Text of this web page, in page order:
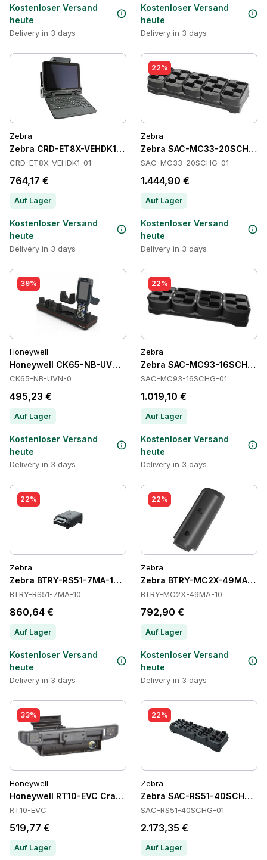
Kostenloser Versand
heute
Delivery in 3 days
Kostenloser Versand
heute
Delivery in 3 days
Zebra
Zebra CRD-ET8X-VEHDK1-01 Cradles
CRD-ET8X-VEHDK1-01
764,17 €
Auf Lager
Kostenloser Versand
heute
Delivery in 3 days
22%
Zebra
Zebra SAC-MC33-20SCHG-
SAC-MC33-20SCHG-01
1.444,90 €
Auf Lager
Kostenloser Versand
heute
Delivery in 3 days
39%
Honeywell
Honeywell CK65-NB-UVN-0 Cradles
CK65-NB-UVN-0
495,23 €
Auf Lager
Kostenloser Versand
heute
Delivery in 3 days
22%
Zebra
Zebra SAC-MC93-16SCHG-
SAC-MC93-16SCHG-01
1.019,10 €
Auf Lager
Kostenloser Versand
heute
Delivery in 3 days
22%
Zebra
Zebra BTRY-RS51-7MA-10 Batteries
BTRY-RS51-7MA-10
860,64 €
Auf Lager
Kostenloser Versand
heute
Delivery in 3 days
22%
Zebra
Zebra BTRY-MC2X-49MA-10
BTRY-MC2X-49MA-10
792,90 €
Auf Lager
Kostenloser Versand
heute
Delivery in 3 days
33%
Honeywell
Honeywell RT10-EVC Cradles
RT10-EVC
519,77 €
Auf Lager
22%
Zebra
Zebra SAC-RS51-40SCHG-
SAC-RS51-40SCHG-01
2.173,35 €
Auf Lager